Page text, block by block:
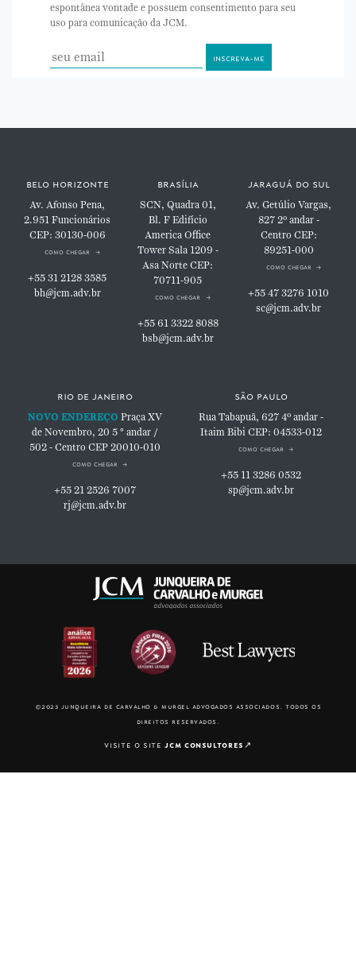
espontânea vontade e possuem consentimento para seu
uso para comunicação da JCM.
belo horizonte
Av. Afonso Pena,
2.951Funcionários
CEP: 30130-006
como chegar
+55 31 2128 3585
bh@jcm.adv.br
brasília
SCN, Quadra 01,
Bl. FEdifício
America Office
TowerSala 1209 -
Asa NorteCEP:
70711-905
como chegar
+55 61 3322 8088
bsb@jcm.adv.br
jaraguá do sul
Av. Getúlio Vargas,
8272º andar -
Centro CEP:
89251-000
como chegar
+55 47 3276 1010
sc@jcm.adv.br
rio de janeiro
NOVO ENDEREÇO Praça XV
de Novembro, 20 5 ° andar /
502 - Centro CEP 20010-010
como chegar
+55 21 2526 7007
rj@jcm.adv.br
são paulo
Rua Tabapuã, 6274º andar -
Itaim BibiCEP: 04533-012
como chegar
+55 11 3286 0532
sp@jcm.adv.br
©2023 junqueira de carvalho & murgel advogados associados. todos os
direitos reservados.
visite o sitejcm consultores↗